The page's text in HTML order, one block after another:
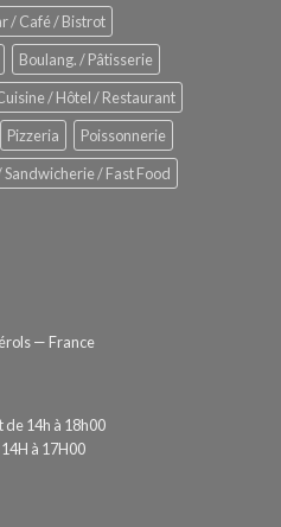
/ Café / Bistrot
Boulang. / Pâtisserie
/ Hôtel / Restaurant
Pizzeria
Poissonnerie
Sandwicherie / Fast Food
— France
de 14h à 18h00
à 17H00